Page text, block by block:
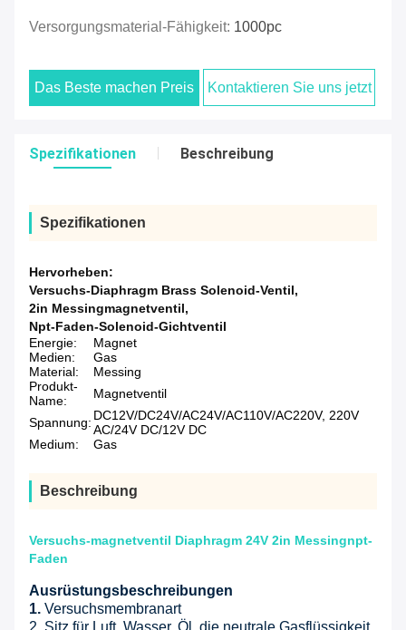
Versorgungsmaterial-Fähigkeit: 1000pc
Das Beste machen Preis Kontaktieren Sie uns jetzt
Spezifikationen Beschreibung
Spezifikationen
Hervorheben:
Versuchs-Diaphragm Brass Solenoid-Ventil,
2in Messingmagnetventil,
Npt-Faden-Solenoid-Gichtventil
Energie:
Magnet
Medien:
Gas
Material:
Messing
Produkt-
Name:
Magnetventil
Spannung: DC12V/DC24V/AC24V/AC110V/AC220V, 220V
AC/24V DC/12V DC
Medium:
Gas
Beschreibung
Versuchs-magnetventil Diaphragm 24V 2in Messingnpt-
Faden
Ausrüstungsbeschreibungen
1. Versuchsmembranart